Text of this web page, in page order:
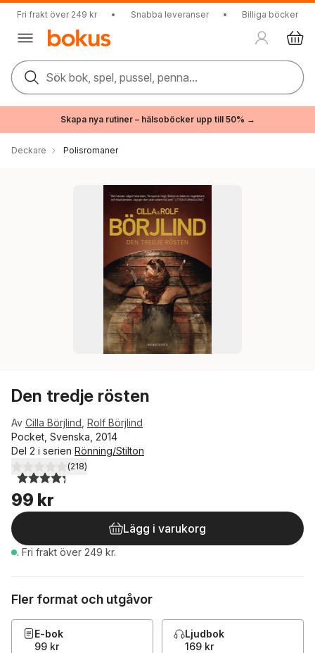
Fri frakt över 249 kr • Snabba leveranser • Billiga böcker
Sök bok, spel, pussel, penna...
Skapa nya rutiner – hälsoböcker upp till 50% →
Deckare Polisromaner
Den tredje rösten
Av Cilla Börjlind Rolf Börjlind
Pocket, Svenska, 2014
Del 2 i serien Rönning/Stilton
4,3utav 5 stjärnor. Totalt antal röster:
(218)
99 kr
Lägg i varukorg
. Fri frakt över 249 kr.
Fler format och utgåvor
E-bok
99 kr
Ljudbok
169 kr